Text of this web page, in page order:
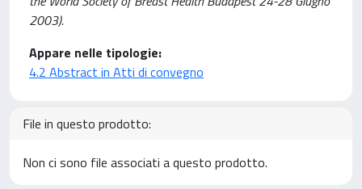
2003).
Appare nelle tipologie:
4.2 Abstract in Atti di convegno
File in questo prodotto:
Non ci sono file associati a questo prodotto.